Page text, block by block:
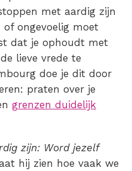
met aardig zijn
ongevoelig moet
dat je ophoudt met
lieve vrede te
doe je dit door
praten over je
grenzen duidelijk
zijn: Word jezelf
hij zien hoe vaak we